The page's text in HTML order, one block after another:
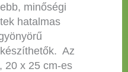
minőségi
hatalmas
Az
20 x 25 cm-es